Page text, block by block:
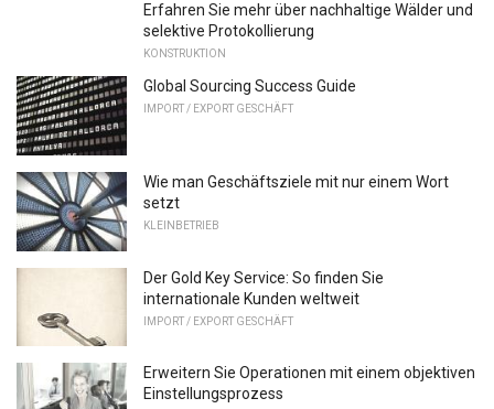
Erfahren Sie mehr über nachhaltige Wälder und
selektive Protokollierung
KONSTRUKTION
Global Sourcing Success Guide
IMPORT / EXPORT GESCHÄFT
Wie man Geschäftsziele mit nur einem Wort
setzt
KLEINBETRIEB
Der Gold Key Service: So finden Sie
internationale Kunden weltweit
IMPORT / EXPORT GESCHÄFT
Erweitern Sie Operationen mit einem objektiven
Einstellungsprozess